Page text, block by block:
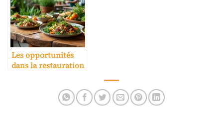
Les opportunités
dans la restauration